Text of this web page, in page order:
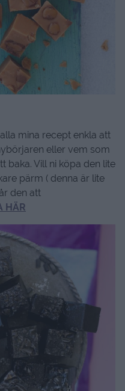
mina recept enkla att
eller vem som
baka. Vill ni köpa den lite
pärm ( denna är lite
den att
HÄR